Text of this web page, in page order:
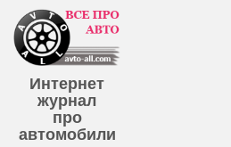
Интернет
журнал
про
автомобили